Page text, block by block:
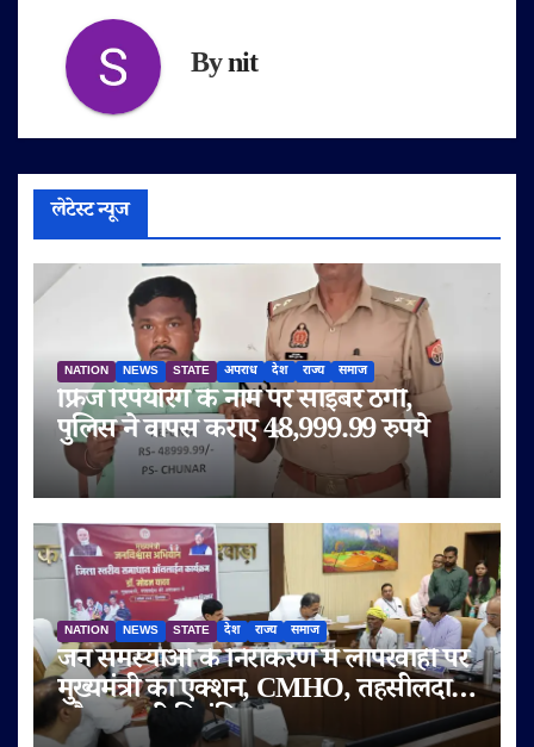
Bynit
लेटेस्ट न्यूज
NATION NEWS STATE अपराध देश राज्य समाज
फ्रिज रिपेयरिंग के नाम पर साइबर ठगी,
पुलिस ने वापस कराए 48,999.99 रुपये
NATION NEWS STATE देश राज्य समाज
जन समस्याओं के निराकरण में लापरवाही पर
मुख्यमंत्री का एक्शन, CMHO, तहसीलदार
और पटवारी निलंबित; CEO जनपद व श्रम